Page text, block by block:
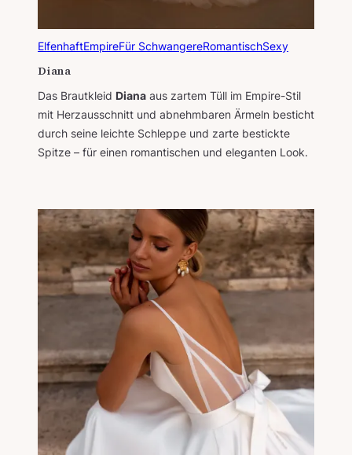
ElfenhaftEmpireFür SchwangereRomantischSexy
Diana
Das Brautkleid Diana aus zartem Tüll im Empire-Stil
mit Herzausschnitt und abnehmbaren Ärmeln besticht
durch seine leichte Schleppe und zarte bestickte
Spitze – für einen romantischen und eleganten Look.